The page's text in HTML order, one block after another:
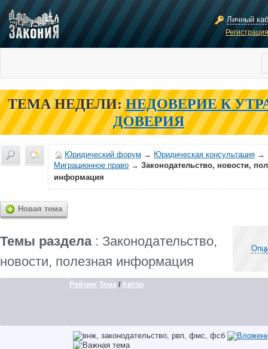
Личный
ТЕМА НЕДЕЛИ: НЕДОВЕРИЕ К
ДОВЕРИЯ
Юридический форум → Юридическая консультация →
Миграционное право → Законодательство, новости,
информация
Новая тема
Темы раздела: Законодательство,
новости, полезная информация
Рейтинг Тема / Автор